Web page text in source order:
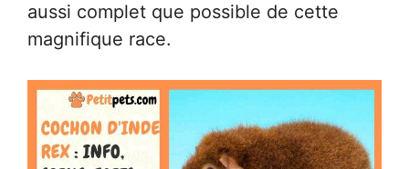
aussi complet que possible de cette
magnifique race.